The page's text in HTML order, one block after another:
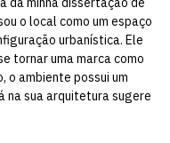
o local como um espaço
urbanística. Ele
tornar uma marca como
o ambiente possui um
sua arquitetura sugere